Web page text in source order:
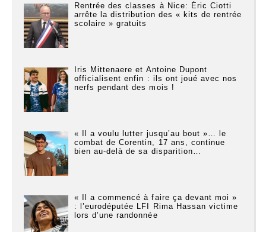
Rentrée des classes à Nice: Éric Ciotti
arrête la distribution des « kits de rentrée
scolaire » gratuits
Iris Mittenaere et Antoine Dupont
officialisent enfin : ils ont joué avec nos
nerfs pendant des mois !
« Il a voulu lutter jusqu’au bout »… le
combat de Corentin, 17 ans, continue
bien au-delà de sa disparition…
« Il a commencé à faire ça devant moi »
: l’eurodéputée LFI Rima Hassan victime
lors d’une randonnée